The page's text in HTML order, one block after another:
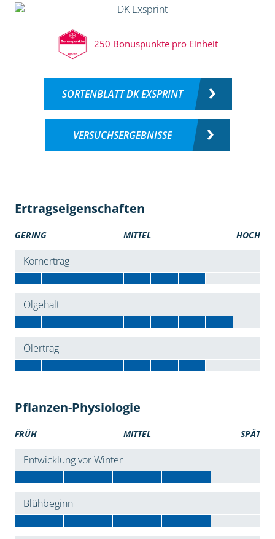
250 Bonuspunkte pro Einheit
SORTENBLATT DK EXSPRINT
VERSUCHSERGEBNISSE
Ertragseigenschaften
GERING MITTEL HOCH
Kornertrag
Ölgehalt
Ölertrag
Pflanzen-Physiologie
FRÜH MITTEL SPÄT
Entwicklung vor Winter
Blühbeginn